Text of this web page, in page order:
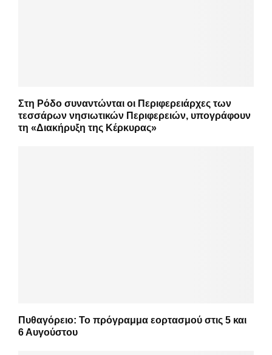
Στη Ρόδο συναντώνται οι Περιφερειάρχες των
τεσσάρων νησιωτικών Περιφερειών, υπογράφουν
τη «Διακήρυξη της Κέρκυρας»
Πυθαγόρειο: Το πρόγραμμα εορτασμού στις 5 και
6 Αυγούστου